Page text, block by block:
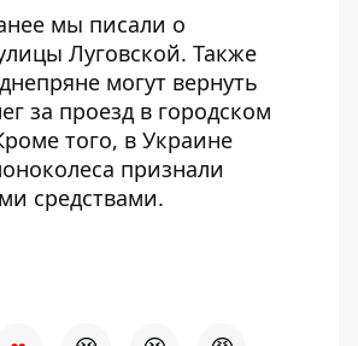
мы писали о
Луговской. Также
могут вернуть
за проезд в городском
того, в Украине
признали
средствами.